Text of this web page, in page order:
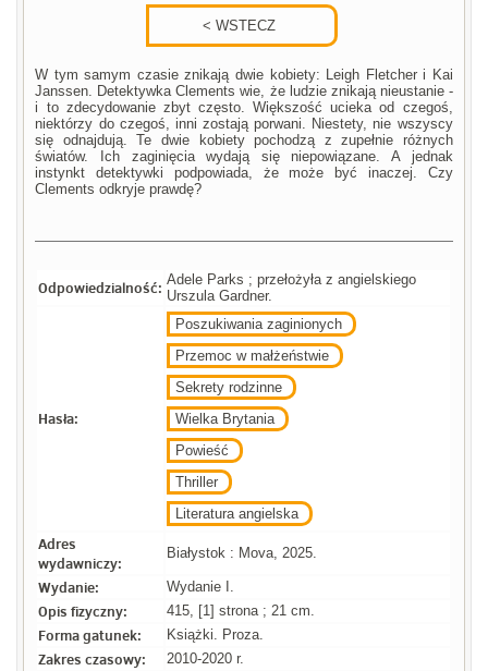
W tym samym czasie znikają dwie kobiety: Leigh Fletcher i Kai
Janssen. Detektywka Clements wie, że ludzie znikają nieustanie -
i to zdecydowanie zbyt często. Większość ucieka od czegoś,
niektórzy do czegoś, inni zostają porwani. Niestety, nie wszyscy
się odnajdują. Te dwie kobiety pochodzą z zupełnie różnych
światów. Ich zaginięcia wydają się niepowiązane. A jednak
instynkt detektywki podpowiada, że może być inaczej. Czy
Clements odkryje prawdę?
Odpowiedzialność: Adele Parks ; przełożyła z angielskiego
Urszula Gardner.
Hasła:
Poszukiwania zaginionych
Przemoc w małżeństwie
Sekrety rodzinne
Wielka Brytania
Powieść
Thriller
Literatura angielska
Adres
wydawniczy:
Białystok : Mova, 2025.
Wydanie: Wydanie I.
Opis fizyczny: 415, [1] strona ; 21 cm.
Forma gatunek: Książki. Proza.
Zakres czasowy: 2010-2020 r.